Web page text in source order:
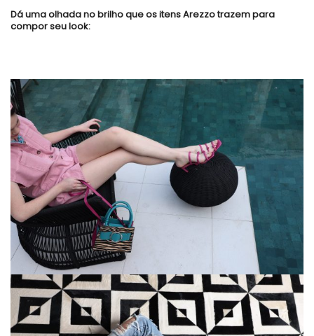
Dá uma olhada no brilho que os itens Arezzo trazem para
compor seu look: